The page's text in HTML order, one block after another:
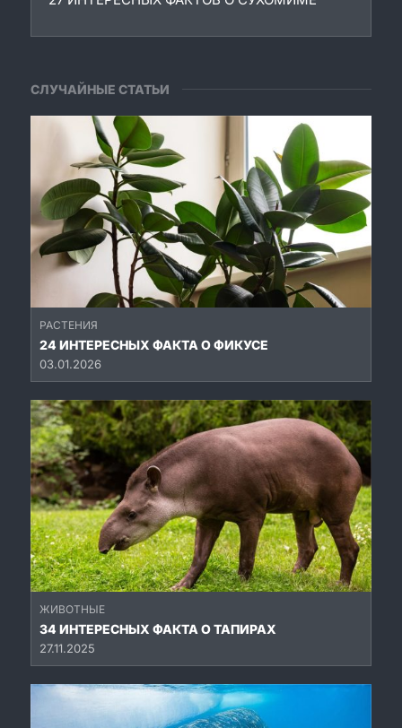
СЛУЧАЙНЫЕ СТАТЬИ
РАСТЕНИЯ
24 ИНТЕРЕСНЫХ ФАКТА О ФИКУСЕ
03.01.2026
ЖИВОТНЫЕ
34 ИНТЕРЕСНЫХ ФАКТА О ТАПИРАХ
27.11.2025